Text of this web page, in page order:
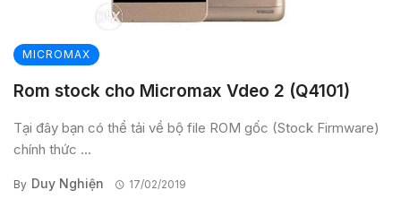
MICROMAX
Rom stock cho Micromax Vdeo 2 (Q4101)
Tại đây bạn có thể tải về bộ file ROM gốc (Stock Firmware)
chính thức ...
By Duy Nghiện 17/02/2019